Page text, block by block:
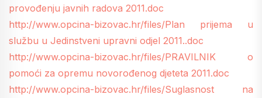
provođenju javnih radova 2011.doc
http://www.opcina-bizovac.hr/files/Plan prijema u
službu u Jedinstveni upravni odjel 2011..doc
http://www.opcina-bizovac.hr/files/PRAVILNIK o
pomoći za opremu novorođenog djeteta 2011.doc
http://www.opcina-bizovac.hr/files/Suglasnost na